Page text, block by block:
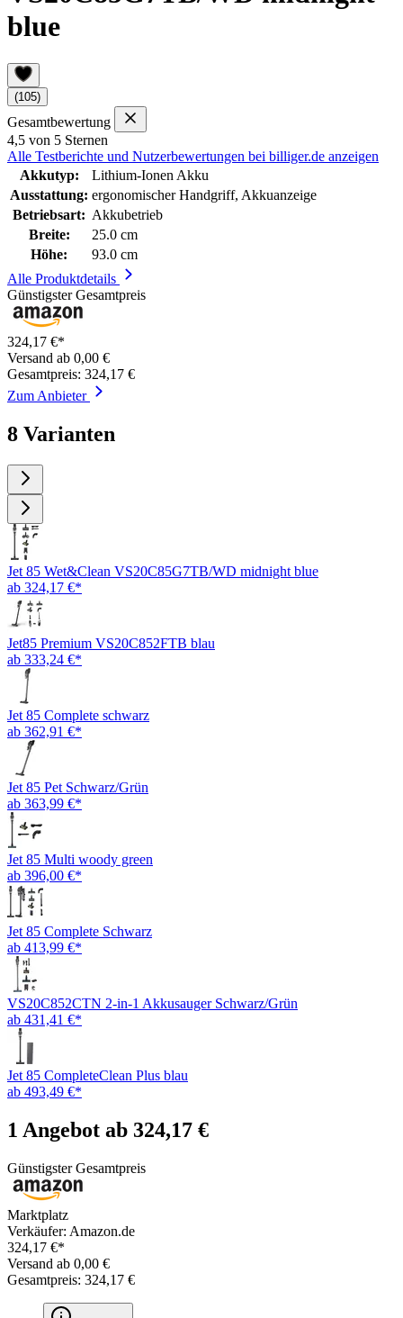
blue
(105)
Gesamtbewertung
4,5 von 5 Sternen
Alle Testberichte und Nutzerbewertungen bei billiger.de anzeigen
Akkutyp:
Lithium-Ionen Akku
Ausstattung: ergonomischer Handgriff, Akkuanzeige
Betriebsart: Akkubetrieb
Breite:
25.0 cm
Höhe:
93.0 cm
Alle Produktdetails
Günstigster Gesamtpreis
324,17 €*
Versand ab 0,00 €
Gesamtpreis: 324,17 €
Zum Anbieter
8 Varianten
Jet 85 Wet&Clean VS20C85G7TB/WD midnight blue
ab 324,17 €*
Jet85 Premium VS20C852FTB blau
ab 333,24 €*
Jet 85 Complete schwarz
ab 362,91 €*
Jet 85 Pet Schwarz/Grün
ab 363,99 €*
Jet 85 Multi woody green
ab 396,00 €*
Jet 85 Complete Schwarz
ab 413,99 €*
VS20C852CTN 2-in-1 Akkusauger Schwarz/Grün
ab 431,41 €*
Jet 85 CompleteClean Plus blau
ab 493,49 €*
1 Angebot ab 324,17 €
Günstigster Gesamtpreis
Marktplatz
Verkäufer: Amazon.de
324,17 €*
Versand ab 0,00 €
Gesamtpreis: 324,17 €